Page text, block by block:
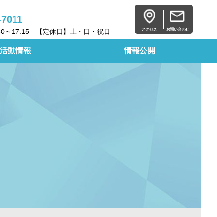
～17:15 【定休日】土・日・祝日 アクセス お問い合わせ
活動情報 情報公開